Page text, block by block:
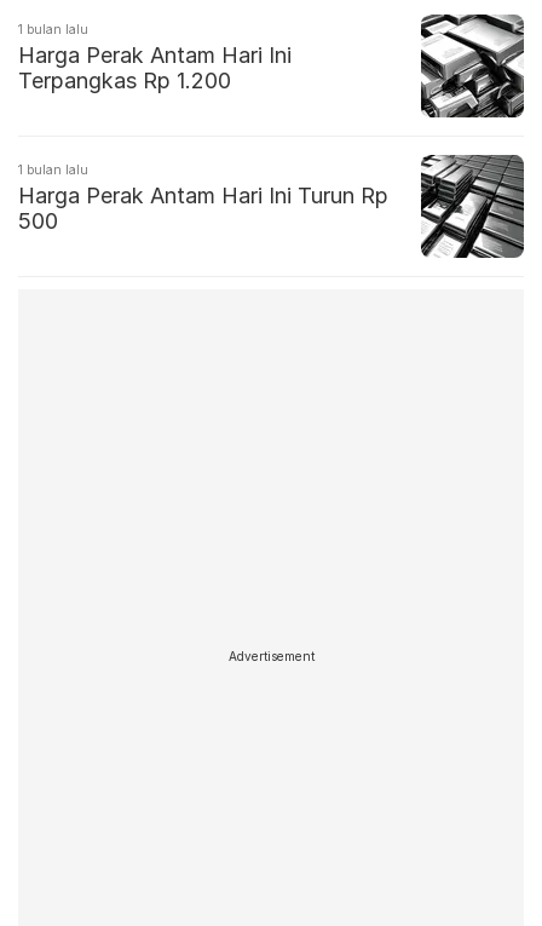
1 bulan lalu
Harga Perak Antam Hari Ini
Terpangkas Rp 1.200
1 bulan lalu
Harga Perak Antam Hari Ini Turun Rp
500
Advertisement